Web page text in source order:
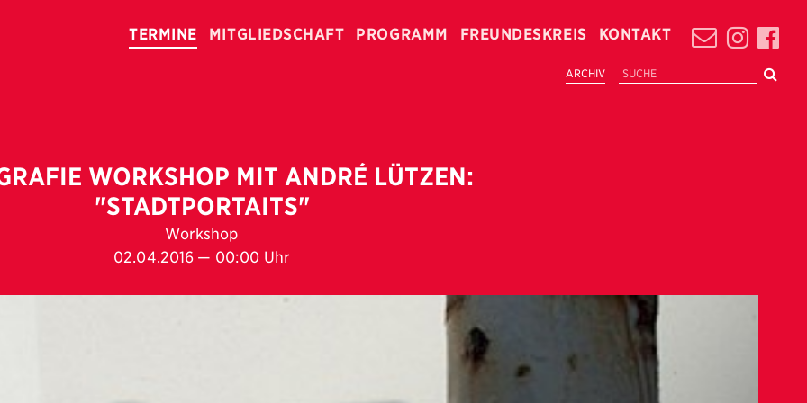
TERMINE MITGLIEDSCHAFT PROGRAMM FREUNDESKREIS KONTAKT
ARCHIV
WORKSHOP MIT ANDRÉ LÜTZEN:
"STADTPORTAITS"
Workshop
02.04.2016 — 00:00 Uhr